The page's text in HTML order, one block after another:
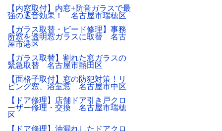
【内窓取付】内窓+防音ガラスで最
強の遮音効果！ 名古屋市瑞穂区
【ガラス取替・ビード修理】事務
所窓を透明窓ガラスに取替 名古
屋市港区
【ガラス取替】割れた窓ガラスの
緊急取替 名古屋市熱田区
【面格子取付】窓の防犯対策！リ
ビング窓、浴室窓 名古屋市中区
【ドア修理】店舗ドア引き戸クロ
ーザー修理・交換 名古屋市瑞穂
区
【ドア修理】油漏れしたドアクロ